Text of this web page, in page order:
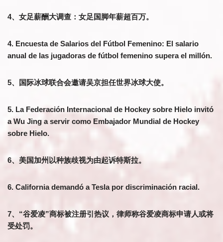
4、女足薪酬大调查：女足国脚年薪超百万。
4. Encuesta de Salarios del Fútbol Femenino: El salario
anual de las jugadoras de fútbol femenino supera el millón.
5、国际冰球联合会邀请吴京担任世界冰球大使。
5. La Federación Internacional de Hockey sobre Hielo invitó
a Wu Jing a servir como Embajador Mundial de Hockey
sobre Hielo.
6、美国加州以种族歧视为由起诉特斯拉。
6. California demandó a Tesla por discriminación racial.
7、“谷爱凌”商标被注册引热议，律师称谷爱凌商标申请人或将
受处罚。